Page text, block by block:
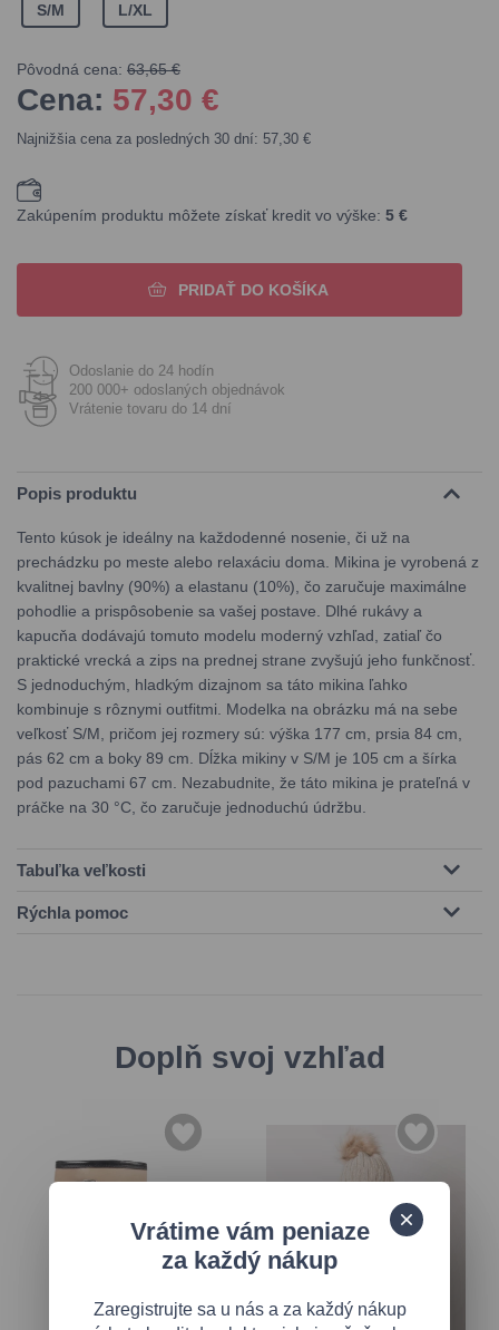
S/M L/XL
Pôvodná cena: 63,65 €
Cena: 57,30 €
Najnižšia cena za posledných 30 dní: 57,30 €
Zakúpením produktu môžete získať kredit vo výške: 5 €
PRIDAŤ DO KOŠÍKA
Odoslanie do 24 hodín
200 000+ odoslaných objednávok
Vrátenie tovaru do 14 dní
Popis produktu
Tento kúsok je ideálny na každodenné nosenie, či už na
prechádzku po meste alebo relaxáciu doma. Mikina je vyrobená z
kvalitnej bavlny (90%) a elastanu (10%), čo zaručuje maximálne
pohodlie a prispôsobenie sa vašej postave. Dlhé rukávy a
kapucňa dodávajú tomuto modelu moderný vzhľad, zatiaľ čo
praktické vrecká a zips na prednej strane zvyšujú jeho funkčnosť.
S jednoduchým, hladkým dizajnom sa táto mikina ľahko
kombinuje s rôznymi outfitmi. Modelka na obrázku má na sebe
veľkosť S/M, pričom jej rozmery sú: výška 177 cm, prsia 84 cm,
pás 62 cm a boky 89 cm. Dĺžka mikiny v S/M je 105 cm a šírka
pod pazuchami 67 cm. Nezabudnite, že táto mikina je prateľná v
práčke na 30 °C, čo zaručuje jednoduchú údržbu.
Tabuľka veľkosti
Rýchla pomoc
Doplň svoj vzhľad
Vrátime vám peniaze
za každý nákup
Zaregistrujte sa u nás a za každý nákup